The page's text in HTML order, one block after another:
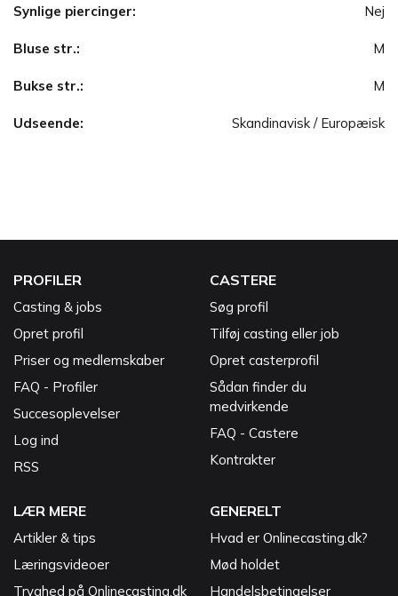
Synlige piercinger: Nej
Bluse str.: M
Bukse str.: M
Udseende: Skandinavisk / Europæisk
PROFILER
Casting & jobs
Opret profil
Priser og medlemskaber
FAQ - Profiler
Succesoplevelser
Log ind
RSS
CASTERE
Søg profil
Tilføj casting eller job
Opret casterprofil
Sådan finder du
medvirkende
FAQ - Castere
Kontrakter
LÆR MERE
Artikler & tips
Læringsvideoer
Tryghed på Onlinecasting.dk
GENERELT
Hvad er Onlinecasting.dk?
Mød holdet
Handelsbetingelser